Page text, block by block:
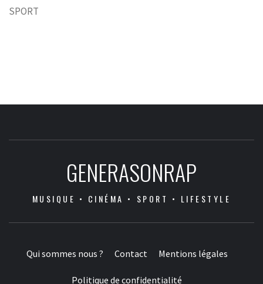
SPORT
GENERASONRAP
MUSIQUE • CINÉMA • SPORT • LIFESTYLE
Qui sommes nous ? Contact Mentions légales
Politique de confidentialité